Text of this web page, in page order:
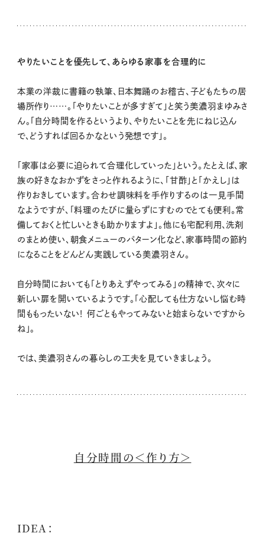
やりたいことを優先して、あらゆる家事を合理的に
本業の洋裁に書籍の執筆、日本舞踊のお稽古、子どもたちの居
場所作り……。「やりたいことが多すぎて」と笑う美濃羽まゆみさ
ん。「自分時間を作るというより、やりたいことを先にねじ込ん
で、どうすれば回るかなという発想です」。
「家事は必要に迫られて合理化していった」という。たとえば、家
族の好きなおかずをさっと作れるように、「甘酢」と「かえし」は
作りおきしています。合わせ調味料を手作りするのは一見手間
なようですが、「料理のたびに量らずにすむのでとても便利。常
備しておくと忙しいときも助かりますよ」。他にも宅配利用、洗剤
のまとめ使い、朝食メニューのパターン化など、家事時間の節約
になることをどんどん実践している美濃羽さん。
自分時間においても「とりあえずやってみる」の精神で、次々に
新しい扉を開いているようです。「心配しても仕方ないし悩む時
間ももったいない！ 何ごともやってみないと始まらないですから
ね」。
では、美濃羽さんの暮らしの工夫を見ていきましょう。
自分時間の＜作り方＞
IDEA：